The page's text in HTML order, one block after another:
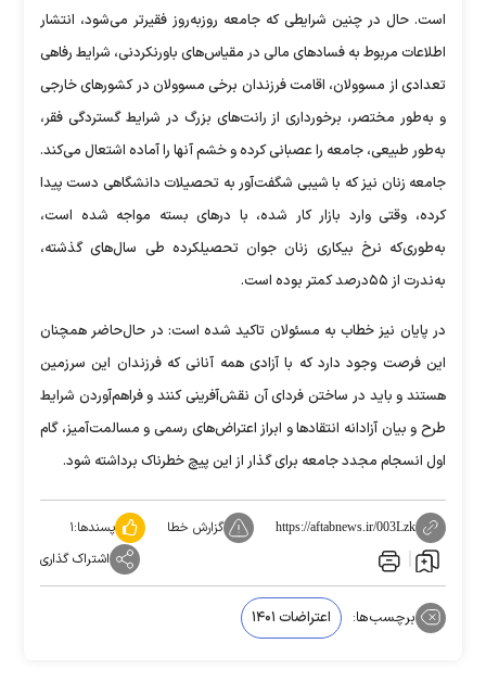
است. حال در چنین شرایطی که جامعه روزبه‌‌‌‌‌‌روز فقیرتر می‌شود، انتشار
اطلاعات مربوط به فسادهای مالی در مقیاس‌‌‌‌‌‌های باورنکردنی، شرایط رفاهی
تعدادی از مسوولان، اقامت فرزندان برخی مسوولان در کشورهای خارجی
و به‌‌‌‌‌‌طور مختصر، برخورداری از رانت‌‌‌‌‌‌های بزرگ در شرایط گستردگی فقر،
به‌‌‌‌‌‌طور طبیعی، جامعه را عصبانی کرده و خشم آنها را آماده اشتعال می‌کند.
جامعه زنان نیز که با شیبی شگفت‌‌‌‌‌‌آور به تحصیلات دانشگاهی دست پیدا
کرده، وقتی وارد بازار کار شده، با درهای بسته مواجه شده است،
به‌طوری‌که نرخ بیکاری زنان جوان تحصیلکرده طی سال‌های گذشته،
به‌‌‌‌‌‌ندرت از ۵۵‌درصد کمتر بوده است.
در پایان نیز خطاب به مسئولان تاکید شده است: در حال‌حاضر همچنان
این فرصت وجود دارد که با آزادی همه آنانی که فرزندان این سرزمین
هستند و باید در ساختن فردای آن نقش‌آفرینی کنند و فراهم‌آوردن شرایط
طرح و بیان آزادانه انتقادها و ابراز اعتراض‌‌‌‌‌‌های رسمی و مسالمت‌‌‌‌‌‌آمیز، گام
اول انسجام مجدد جامعه برای گذار از این پیچ خطرناک برداشته شود.
https://aftabnews.ir/003Lzk گزارش خطا پسندها:۱
اشتراک گذاری
برچسب‌ها: اعتراضات ۱۴۰۱